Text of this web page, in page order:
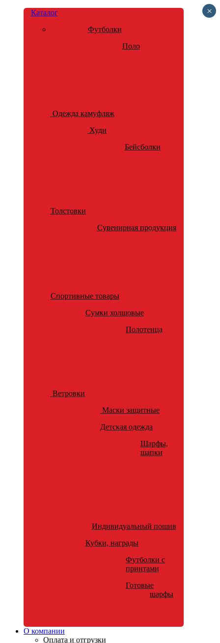
Каталог
Футболки
Поло
Одежда камуфляж
Худи
Бейсболки
Толстовки
Сувенирная продукция
Спортивные товары
Сумки холщовые
Полотенца
Ветровки
Маски защитные
Детская одежда
Шарфы,
шапки
Индивидуальный пошив
Кубки, награды
Футболки с
принтами
Готовые
шарфы
О компании
Оплата и отгрузки
×